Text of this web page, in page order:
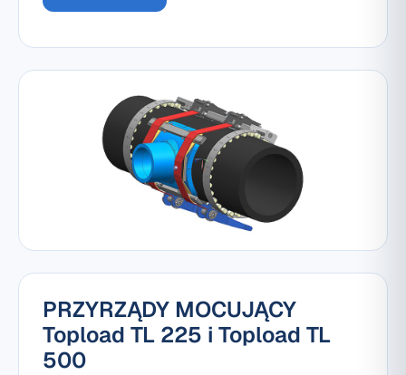
PRZYRZĄDY MOCUJĄCY
Topload TL 225 i Topload TL
500